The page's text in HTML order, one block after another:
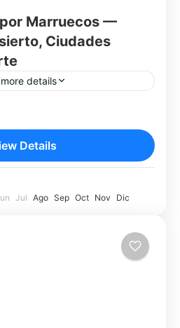
Marruecos —
Ciudades
details
de 12 días por
historia, cultura,
y calma. Desde la
hasta las medinas
Details
Jul Ago Sep Oct Nov Dic